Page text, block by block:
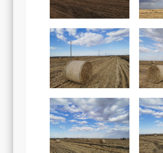
打
捆
作
业